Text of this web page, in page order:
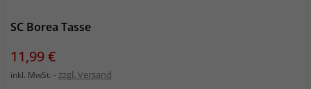
SC Borea Tasse
Preis
11,99 €
inkl. MwSt. zzgl. Versand